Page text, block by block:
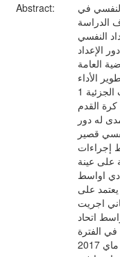
Abstract:
في
الدراسة
النفسي
الإعداد
العامة
الأداء
للاعبي كرة القدم صنف اواسط الفرضيات الجزئية 1
القدم
له دور
3 الاعداد النفسي قصير
إجراءات
على عينة
في نادي اواسط
على
اجريت
اتحاد
الفترة
الممتدة ما بين شهر جانفي الى غاية شهر ماي 2017